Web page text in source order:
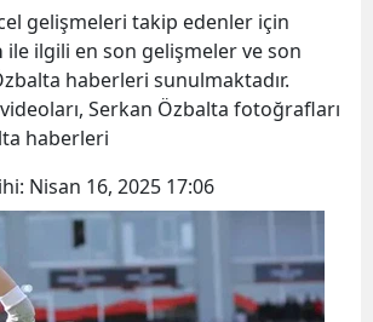
Aydın
Balıkesir
Bolu
gelişmeleri takip edenler için
ile ilgili en son gelişmeler ve son
haberleri sunulmaktadır.
Serkan Özbalta fotoğrafları
haberleri
Nisan 16, 2025 17:06